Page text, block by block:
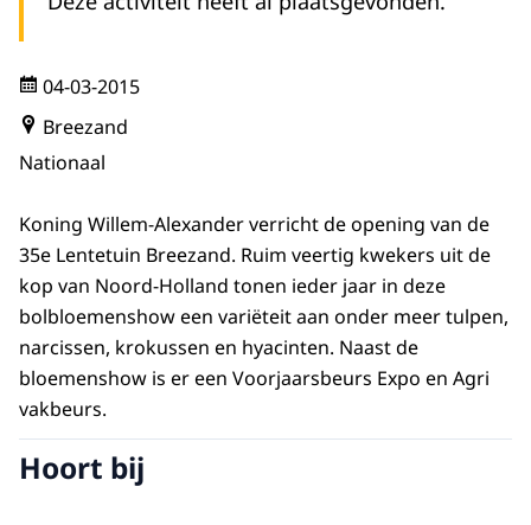
04-03-2015
Breezand
Nationaal
Koning Willem-Alexander verricht de opening van de
35e Lentetuin Breezand. Ruim veertig kwekers uit de
kop van Noord-Holland tonen ieder jaar in deze
bolbloemenshow een variëteit aan onder meer tulpen,
narcissen, krokussen en hyacinten. Naast de
bloemenshow is er een Voorjaarsbeurs Expo en Agri
vakbeurs.
Hoort bij